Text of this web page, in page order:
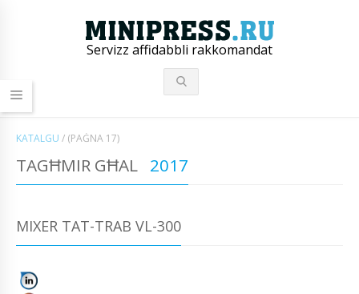
Servizz affidabbli rakkomandat
KATALGU / (PAĠNA 17)
TAGĦMIR GĦAL 2017
MIXER TAT-TRAB VL-300